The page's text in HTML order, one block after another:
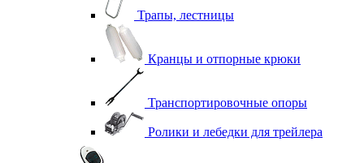
Трапы, лестницы
Кранцы и отпорные крюки
Транспортировочные опоры
Ролики и лебедки для трейлера